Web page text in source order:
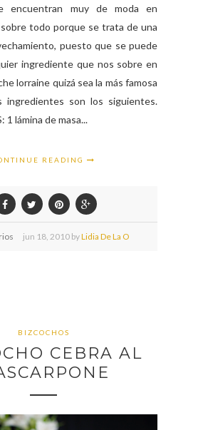
encuentran muy de moda en
todo porque se trata de una
puesto que se puede
ingrediente que nos sobre en
lorraine quizá sea la más famosa
ingredientes son los siguientes.
1 lámina de masa...
READING
jun 18, 2010 byLidia De La O
BIZCOCHOS
CEBRA AL